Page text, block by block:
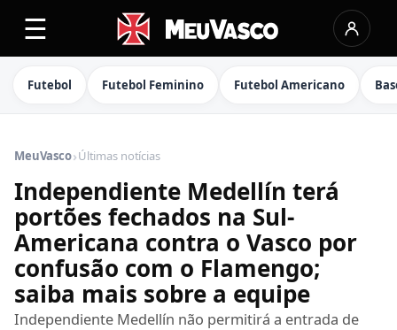
☰
Futebol Futebol Feminino Futebol Americano
MeuVasco›Últimas notícias
Independiente Medellín terá
portões fechados na Sul-
Americana contra o Vasco por
confusão com o Flamengo;
saiba mais sobre a equipe
Independiente Medellín não permitirá a entrada de